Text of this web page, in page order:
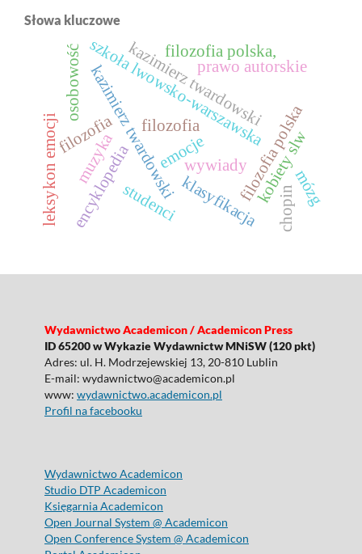
Słowa kluczowe
szkoła lwowsko-warszawska
kazimierz twardowski
filozofia filozofia polska
encyklopedia
kazimierz twardowski
filozofia
filozofia polska,
emocje
osobowość
klasyfikacja
leksykon emocji
prawo autorskie
studenci
wywiady kobiety slw
mózg
muzyka
chopin
Wydawnictwo Academicon / Academicon Press
ID 65200 w Wykazie Wydawnictw MNiSW (120 pkt)
Adres: ul. H. Modrzejewskiej 13, 20-810 Lublin
E-mail: wydawnictwo@academicon.pl
www: wydawnictwo.academicon.pl
Profil na facebooku
Wydawnictwo Academicon
Studio DTP Academicon
Księgarnia Academicon
Open Journal System @ Academicon
Open Conference System @ Academicon